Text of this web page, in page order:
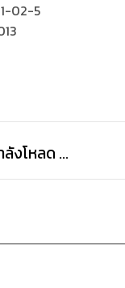
02-5
ลังโหลด ...